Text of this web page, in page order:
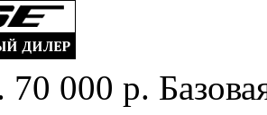
70 000 р.